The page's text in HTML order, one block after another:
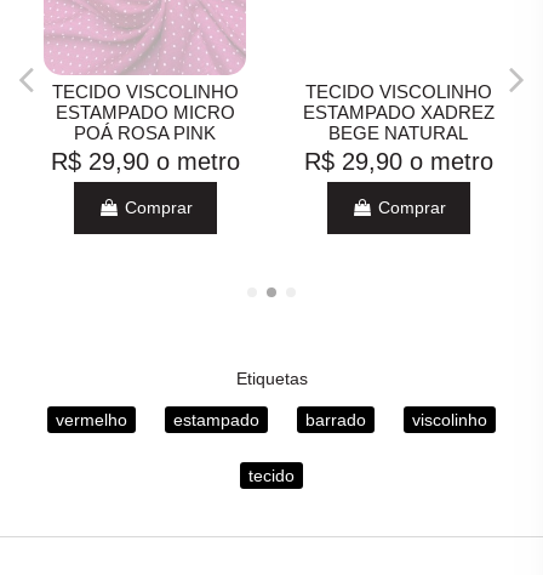
TECIDO VISCOLINHO
ESTAMPADO MICRO
POÁ ROSA PINK
R$ 29,90 o metro
Comprar
TECIDO VISCOLINHO
ESTAMPADO XADREZ
BEGE NATURAL
R$ 29,90 o metro
Comprar
Etiquetas
vermelho estampado barrado viscolinho
tecido